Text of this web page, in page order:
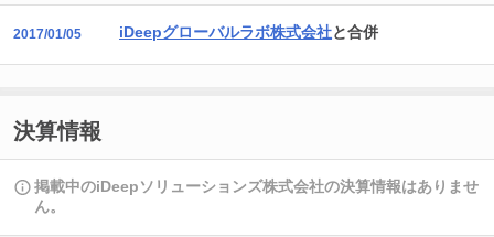
2017/01/05 iDeepグローバルラボ株式会社と合併
決算情報
掲載中のiDeepソリューションズ株式会社の決算情報はありませ
ん。